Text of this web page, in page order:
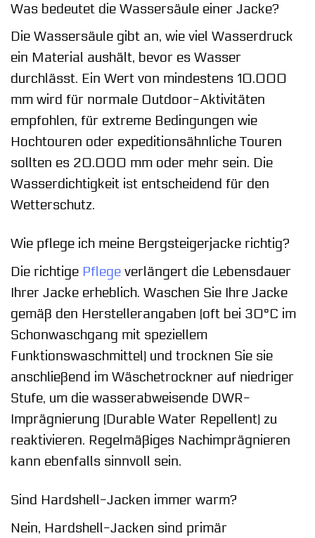
Was bedeutet die Wassersäule einer Jacke?
Die Wassersäule gibt an, wie viel Wasserdruck
ein Material aushält, bevor es Wasser
durchlässt. Ein Wert von mindestens 10.000
mm wird für normale Outdoor-Aktivitäten
empfohlen, für extreme Bedingungen wie
Hochtouren oder expeditionsähnliche Touren
sollten es 20.000 mm oder mehr sein. Die
Wasserdichtigkeit ist entscheidend für den
Wetterschutz.
Wie pflege ich meine Bergsteigerjacke richtig?
Die richtige Pflege verlängert die Lebensdauer
Ihrer Jacke erheblich. Waschen Sie Ihre Jacke
gemäß den Herstellerangaben (oft bei 30°C im
Schonwaschgang mit speziellem
Funktionswaschmittel) und trocknen Sie sie
anschließend im Wäschetrockner auf niedriger
Stufe, um die wasserabweisende DWR-
Imprägnierung (Durable Water Repellent) zu
reaktivieren. Regelmäßiges Nachimprägnieren
kann ebenfalls sinnvoll sein.
Sind Hardshell-Jacken immer warm?
Nein, Hardshell-Jacken sind primär